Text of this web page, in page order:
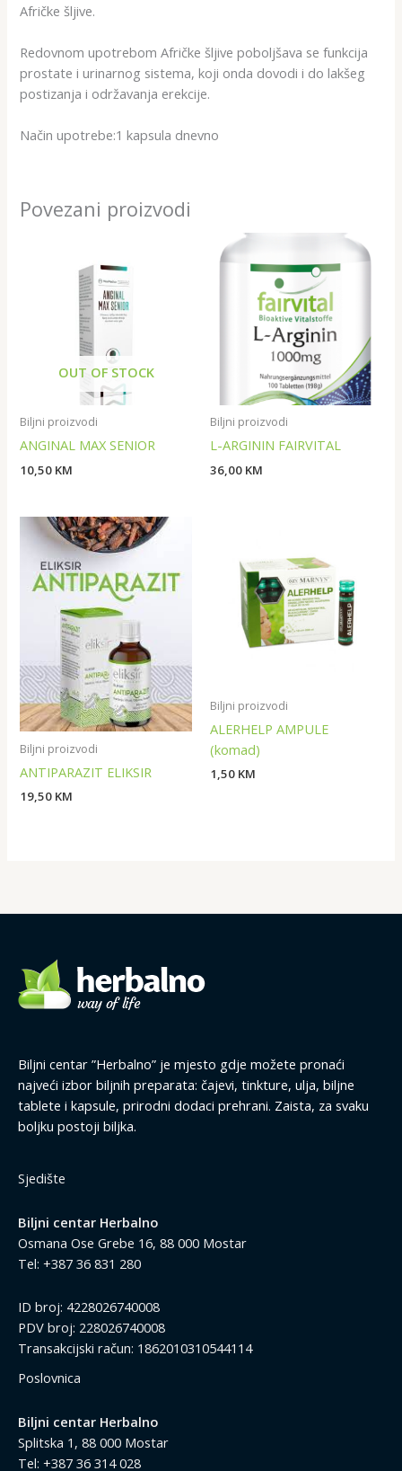
Afričke šljive.
Redovnom upotrebom Afričke šljive poboljšava se funkcija
prostate i urinarnog sistema, koji onda dovodi i do lakšeg
postizanja i održavanja erekcije.
Način upotrebe:1 kapsula dnevno
Povezani proizvodi
OUT OF STOCK
Biljni proizvodi
ANGINAL MAX SENIOR
10,50 KM
Biljni proizvodi
L-ARGININ FAIRVITAL
36,00 KM
Biljni proizvodi
ANTIPARAZIT ELIKSIR
19,50 KM
Biljni proizvodi
ALERHELP AMPULE
(komad)
1,50 KM
Biljni centar ”Herbalno” je mjesto gdje možete pronaći
najveći izbor biljnih preparata: čajevi, tinkture, ulja, biljne
tablete i kapsule, prirodni dodaci prehrani. Zaista, za svaku
boljku postoji biljka.
Sjedište
Biljni centar Herbalno
Osmana Ose Grebe 16, 88 000 Mostar
Tel: +387 36 831 280
ID broj: 4228026740008
PDV broj: 228026740008
Transakcijski račun: 1862010310544114
Poslovnica
Biljni centar Herbalno
Splitska 1, 88 000 Mostar
Tel: +387 36 314 028